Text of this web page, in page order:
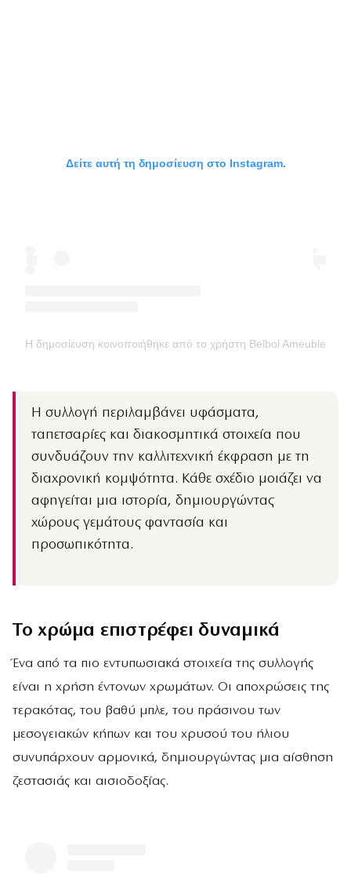
Δείτε αυτή τη δημοσίευση στο Instagram.
Η δημοσίευση κοινοποιήθηκε από το χρήστη Belbol
Η συλλογή περιλαμβάνει υφάσματα,
ταπετσαρίες και διακοσμητικά στοιχεία που
συνδυάζουν την καλλιτεχνική έκφραση με τη
διαχρονική κομψότητα. Κάθε σχέδιο μοιάζει να
αφηγείται μια ιστορία, δημιουργώντας
χώρους γεμάτους φαντασία και
προσωπικότητα.
Το χρώμα επιστρέφει δυναμικά
Ένα από τα πιο εντυπωσιακά στοιχεία της συλλογής
είναι η χρήση έντονων χρωμάτων. Οι αποχρώσεις της
τερακότας, του βαθύ μπλε, του πράσινου των
μεσογειακών κήπων και του χρυσού του ήλιου
συνυπάρχουν αρμονικά, δημιουργώντας μια αίσθηση
ζεστασιάς και αισιοδοξίας.